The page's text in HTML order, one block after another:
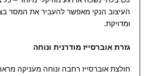
העיצוב הנקי מאפשר להעביר את המסר
ומדויקת.
גזרת אוברסייז מודרנית ונוחה
חולצת אוברסייז רחבה ונוחה מעניקה